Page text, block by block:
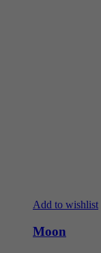
Add to wishlist
Moon